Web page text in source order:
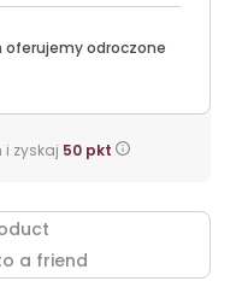
odroczone
i zyskaj 50 pkt
a friend